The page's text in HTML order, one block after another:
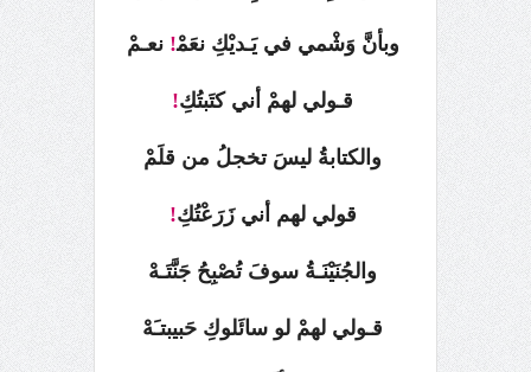
وبأنَّ وَشْمي في يَـديْكِ نعَمْ‍! نعـمْ
قـولي لهمْ أني كتَبتُكِ!
والكتابةُ ليسَ تخجلُ من قلَمْ
قولي لهم أني زَرَعْتُكِ!
والجُنَيْنَـةُ سوفَ تُصْبِحُ جَنَّتَـهْ
قـولي لهمْ لو سائَلوكِ حَبيبتـَهْ